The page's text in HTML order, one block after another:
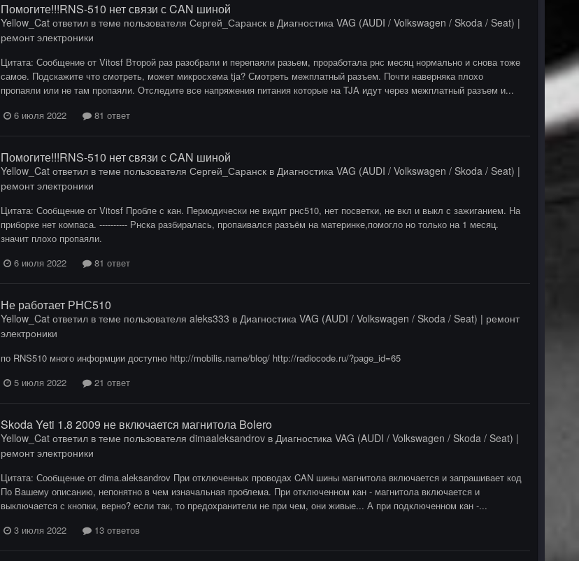
Помогите!!!RNS-510 нет связи с CAN шиной
Yellow_Catответил в теме пользователя Сергей_Саранскв Диагностика VAG (AUDI / Volkswagen / Skoda / Seat) |
ремонт электроники
Цитата: Сообщение от Vitosf Второй раз разобрали и перепаяли разьем, проработала рнс месяц нормально и снова тоже
самое. Подскажите что смотреть, может микросхема tja? Смотреть межплатный разъем. Почти наверняка плохо
пропаяли или не там пропаяли. Отследите все напряжения питания которые на TJA идут через межплатный разъем и...
6 июля 2022
81 ответ
Помогите!!!RNS-510 нет связи с CAN шиной
Yellow_Catответил в теме пользователя Сергей_Саранскв Диагностика VAG (AUDI / Volkswagen / Skoda / Seat) |
ремонт электроники
Цитата: Сообщение от Vitosf Пробле с кан. Периодически не видит рнс510, нет посветки, не вкл и выкл с зажиганием. На
приборке нет компаса. ---------- Рнска разбиралась, пропаивался разъём на материнке,помогло но только на 1 месяц.
значит плохо пропаяли.
6 июля 2022
81 ответ
Не работает РНС510
Yellow_Catответил в теме пользователя aleks333 в Диагностика VAG (AUDI / Volkswagen / Skoda / Seat) | ремонт
электроники
по RNS510 много информции доступно http://mobilis.name/blog/ http://radiocode.ru/?page_id=65
5 июля 2022
21 ответ
Skoda Yeti 1.8 2009 не включается магнитола Bolero
Yellow_Catответил в теме пользователя dimaaleksandrovв Диагностика VAG (AUDI / Volkswagen / Skoda / Seat) |
ремонт электроники
Цитата: Сообщение от dima.aleksandrov При отключенных проводах CAN шины магнитола включается и запрашивает код
По Вашему описанию, непонятно в чем изначальная проблема. При отключенном кан - магнитола включается и
выключается с кнопки, верно? если так, то предохранители не при чем, они живые... А при подключенном кан -...
3 июля 2022
13 ответов